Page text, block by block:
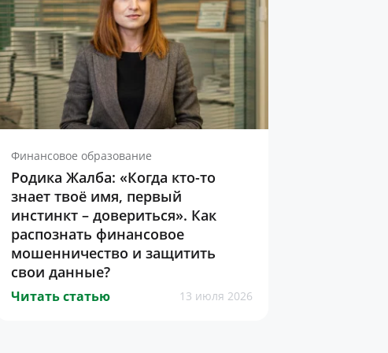
Финансовое образование
Родика Жалба: «Когда кто-то
знает твоё имя, первый
инстинкт – довериться». Как
распознать финансовое
мошенничество и защитить
свои данные?
Читать статью 13 июля 2026